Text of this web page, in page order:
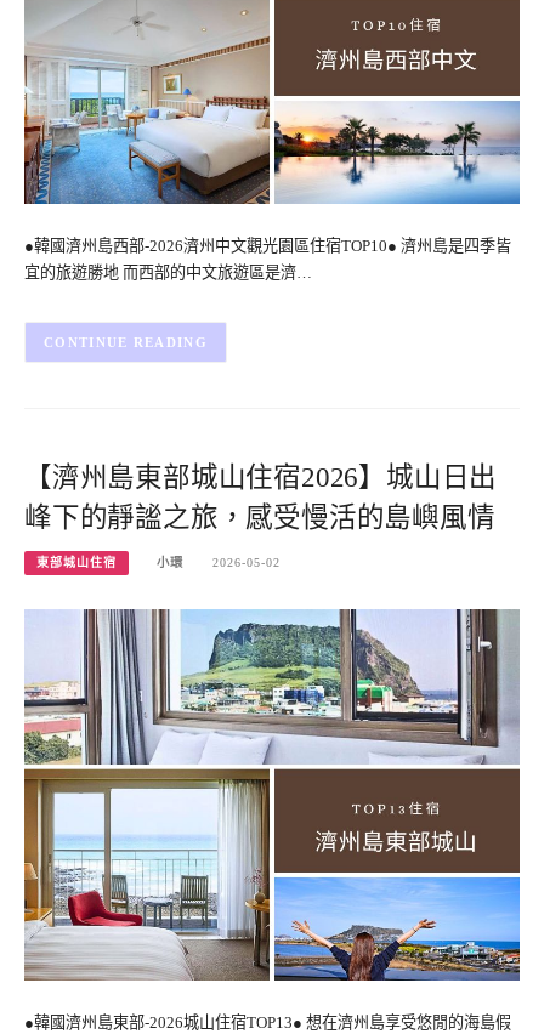
●韓國濟州島西部-2026濟州中文觀光園區住宿TOP10● 濟州島是四季皆
宜的旅遊勝地 而西部的中文旅遊區是濟…
CONTINUE READING
【濟州島東部城山住宿2026】城山日出
峰下的靜謐之旅，感受慢活的島嶼風情
東部城山住宿 小環 2026-05-02
●韓國濟州島東部-2026城山住宿TOP13● 想在濟州島享受悠閒的海島假